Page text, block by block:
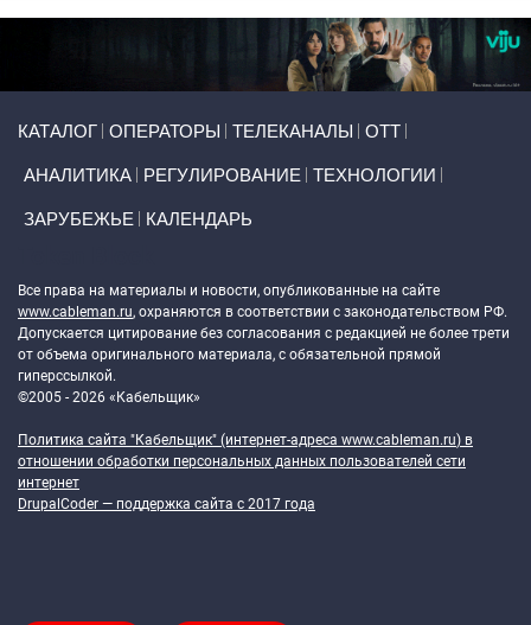
КАТАЛОГ ОПЕРАТОРЫ ТЕЛЕКАНАЛЫ ОТТ
АНАЛИТИКА РЕГУЛИРОВАНИЕ ТЕХНОЛОГИИ
ЗАРУБЕЖЬЕ КАЛЕНДАРЬ
Все права на материалы и новости, опубликованные на сайте
www.cableman.ru, охраняются в соответствии с законодательством РФ.
Допускается цитирование без согласования с редакцией не более трети
от объема оригинального материала, с обязательной прямой
гиперссылкой.
©2005 - 2026 «Кабельщик»
Политика сайта "Кабельщик" (интернет-адреса www.cableman.ru) в
отношении обработки персональных данных пользователей сети
интернет
DrupalCoder — поддержка сайта c 2017 года